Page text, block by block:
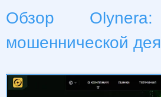
Обзор Olynera:
мошеннической